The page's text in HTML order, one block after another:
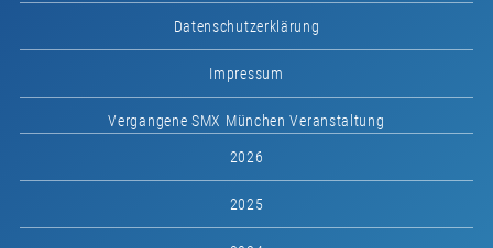
Datenschutzerklärung
Impressum
Vergangene SMX München Veranstaltung
2026
2025